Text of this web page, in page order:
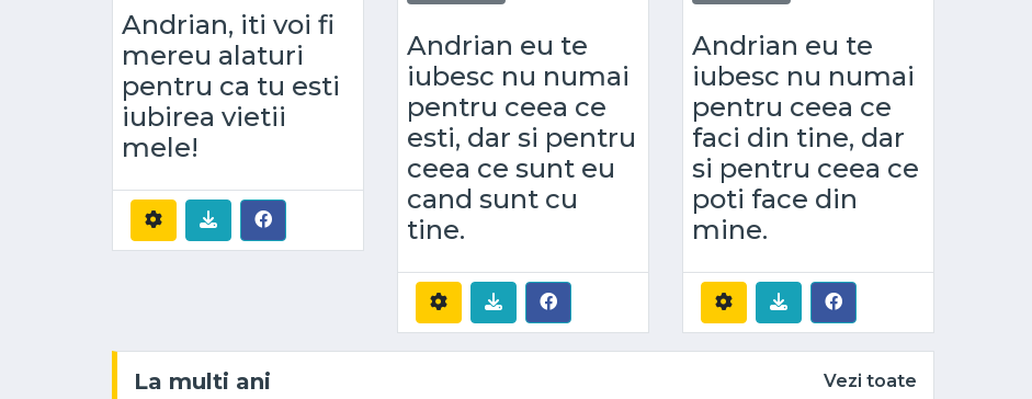
Andrian, iti voi fi
mereu alaturi
pentru ca tu esti
iubirea vietii
mele!
Andrian eu te
iubesc nu numai
pentru ceea ce
esti, dar si pentru
ceea ce sunt eu
cand sunt cu
tine.
Andrian eu te
iubesc nu numai
pentru ceea ce
faci din tine, dar
si pentru ceea ce
poti face din
mine.
La multi ani Vezi toate